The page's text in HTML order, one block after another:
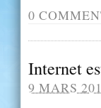
0
Internet
9 MARS